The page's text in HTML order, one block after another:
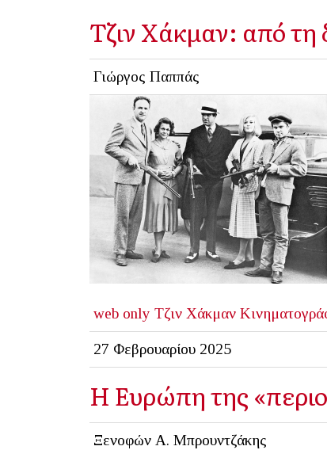
Τζιν Χάκμαν: από τη
Γιώργος Παππάς
web only Τζιν Χάκμαν
27 Φεβρουαρίου 2025
Η Ευρώπη της
Ξενοφών Α. Μπρουντζάκης